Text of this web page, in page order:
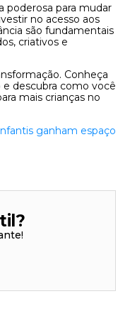
poderosa para mudar
no acesso aos
são fundamentais
criativos e
Conheça
descubra como você
mais crianças no
ganham espaço